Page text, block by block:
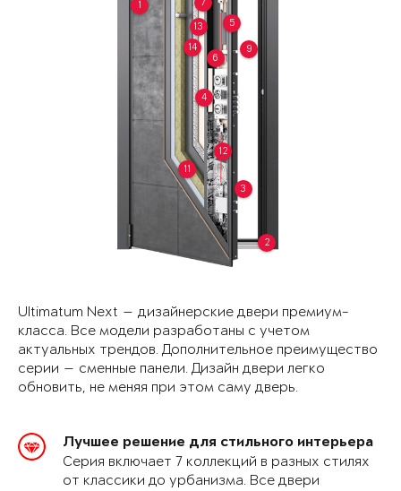
1
2
3
4
5
6
9
11
12
13
14
Ultimatum Next — дизайнерские двери премиум-
класса. Все модели разработаны с учетом
актуальных трендов. Дополнительное преимущество
серии — сменные панели. Дизайн двери легко
обновить, не меняя при этом саму дверь.
Лучшее решение для стильного интерьера
Серия включает 7 коллекций в разных стилях
от классики до урбанизма. Все двери